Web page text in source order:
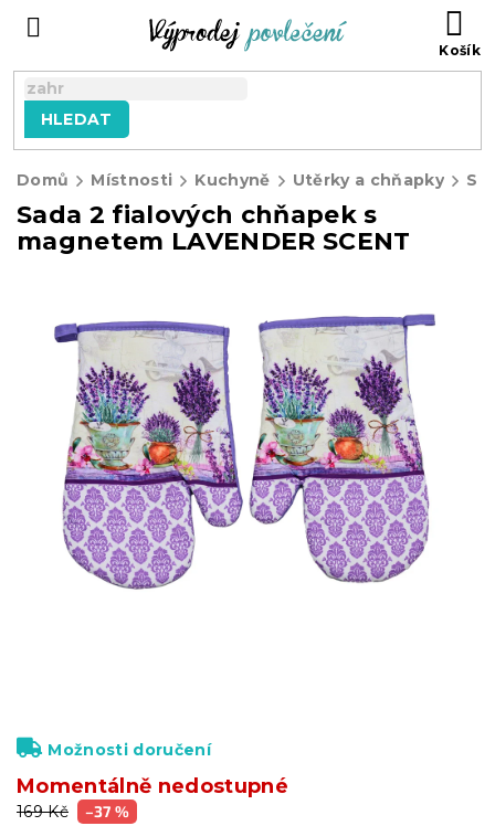
HLEDAT
Domů Místnosti Kuchyně Utěrky a chňapky
Sada 2 fialových chňapek s
magnetem LAVENDER SCENT
169 Kč –37 %
Momentálně nedostupné
Možnosti doručení